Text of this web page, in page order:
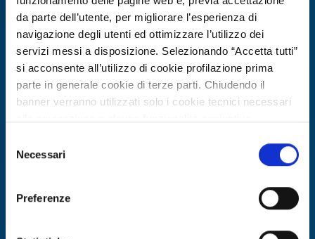
da parte dell’utente, per migliorare l’esperienza di
navigazione degli utenti ed ottimizzare l’utilizzo dei
servizi messi a disposizione. Selezionando “Accetta tutti”
si acconsente all’utilizzo di cookie profilazione prima
parte in generale cookie di terze parti. Chiudendo il
banner verranno utilizzati solo i cookie tecnici necessari
Per conoscere i dettagli, consulta la nostra cookie policy.
https://www.openinnovation.regione.lombardia.it/it/co
https://www.openinnovation.regione.lombardia.it/it/pr
delNecessari
Preferenze
Technology offer
Azienda spagnola offre engineering
energetico, digital twin e strumenti